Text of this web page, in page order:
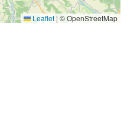
Leaflet | © OpenStreetMap